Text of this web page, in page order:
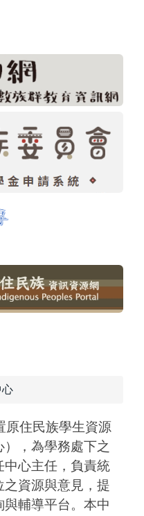
心
原住民族學生資源
，為學務處下之
中心主任，負責統
資源與意見，提
輔導平台。本中